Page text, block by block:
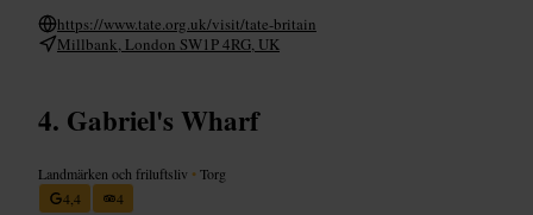
https://www.tate.org.uk/visit/tate-britain
Millbank, London SW1P 4RG, UK
Gabriel's Wharf
Landmärken och friluftsliv •Torg
4,4
4